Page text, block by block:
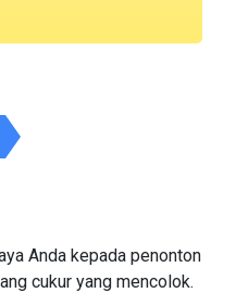
Anda kepada penonton
cukur yang mencolok.